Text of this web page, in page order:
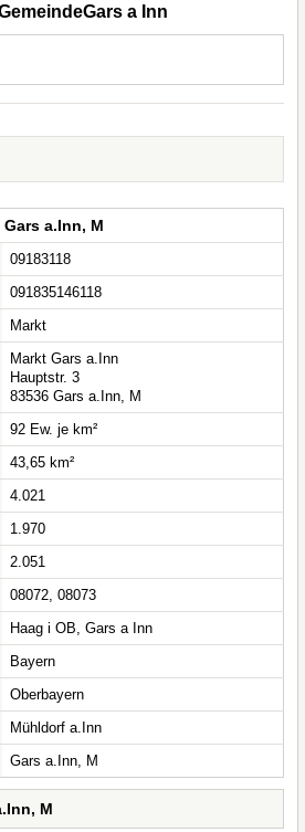
a Inn
a.Inn, M
09183118
091835146118
Markt
Markt Gars a.Inn
Hauptstr. 3
83536 Gars a.Inn, M
92 Ew. je km²
43,65 km²
4.021
1.970
2.051
08072, 08073
Haag i OB, Gars a Inn
Bayern
Oberbayern
Mühldorf a.Inn
Gars a.Inn, M
M